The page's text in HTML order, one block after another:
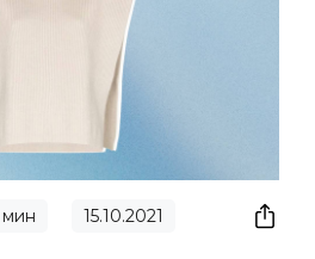
мин 15.10.2021